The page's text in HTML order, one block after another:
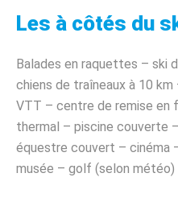
Les à côtés du
Balades en raquettes – ski
chiens de traîneaux à 10
VTT – centre de remise en
thermal – piscine couverte
équestre couvert – cinéma
musée – golf (selon météo)